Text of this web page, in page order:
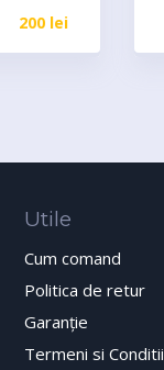
200 lei
Utile
Cum comand
Politica de retur
Garanţie
Termeni si Conditii